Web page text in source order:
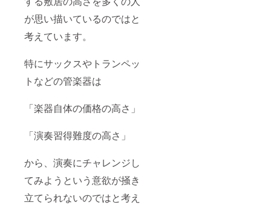
が思い描いているのではと
考えています。
特にサックスやトランペッ
トなどの管楽器は
「楽器自体の価格の高さ」
「演奏習得難度の高さ」
から、演奏にチャレンジし
てみようという意欲が掻き
立てられないのではと考え